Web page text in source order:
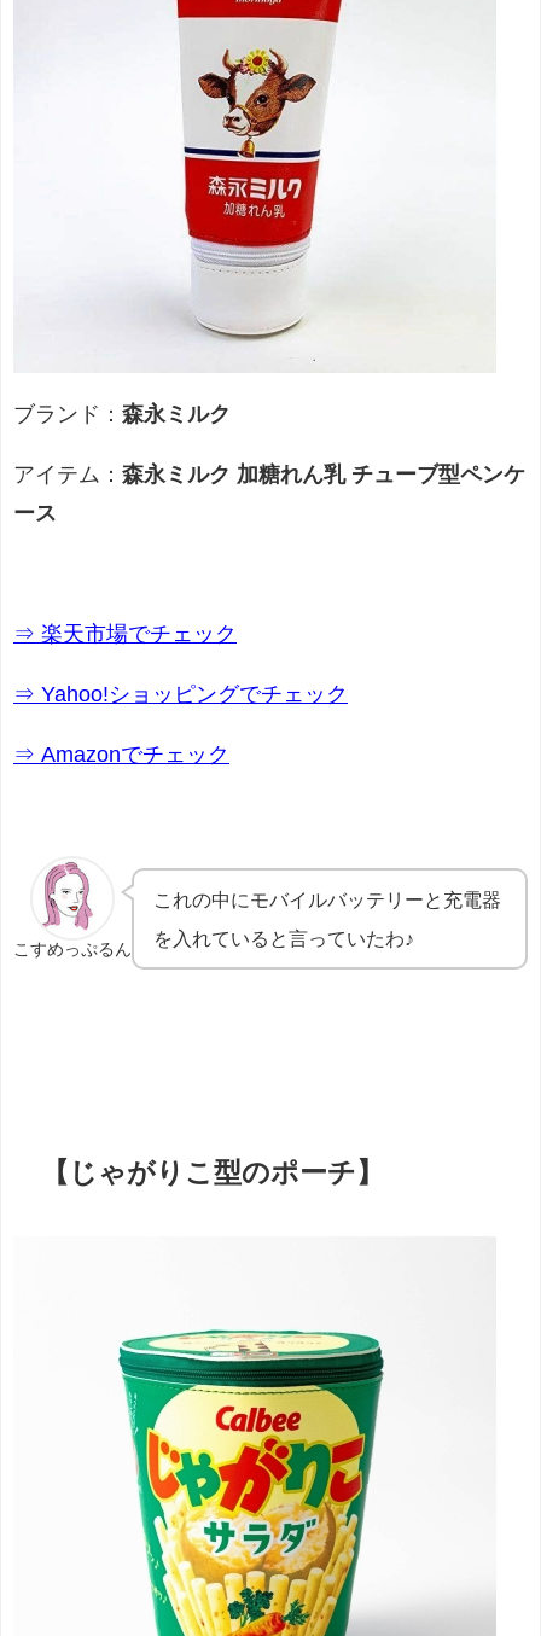
ブランド： 森永ミルク
アイテム： 森永ミルク 加糖れん乳 チューブ型ペンケ
ース
⇒ 楽天市場でチェック
⇒ Yahoo!ショッピングでチェック
⇒ Amazonでチェック
こすめっぷるん
これの中にモバイルバッテリーと充電器
を入れていると言っていたわ♪
【じゃがりこ型のポーチ】